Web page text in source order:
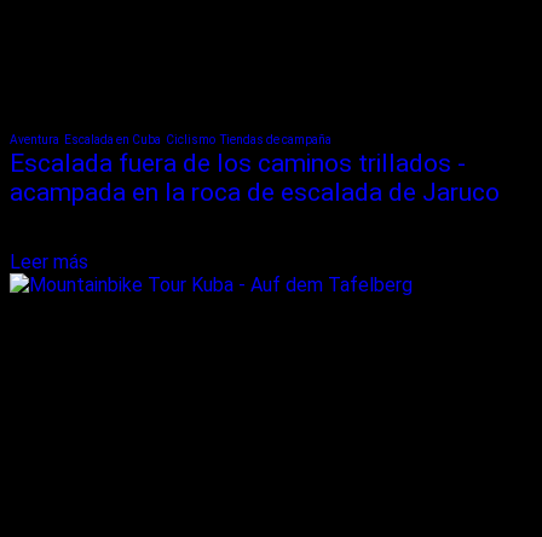
Aventura Escalada en Cuba Ciclismo Tiendas de campaña
Escalada fuera de los caminos trillados -
acampada en la roca de escalada de Jaruco
Leer más